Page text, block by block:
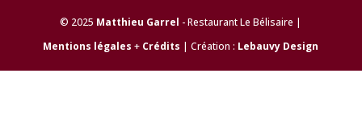
© 2025 Matthieu Garrel - Restaurant Le Bélisaire |
Mentions légales + Crédits | Création : Lebauvy Design